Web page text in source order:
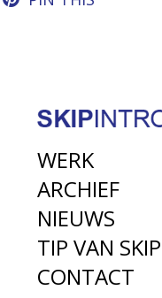
WERK
ARCHIEF
NIEUWS
TIP VAN SKIP
CONTACT